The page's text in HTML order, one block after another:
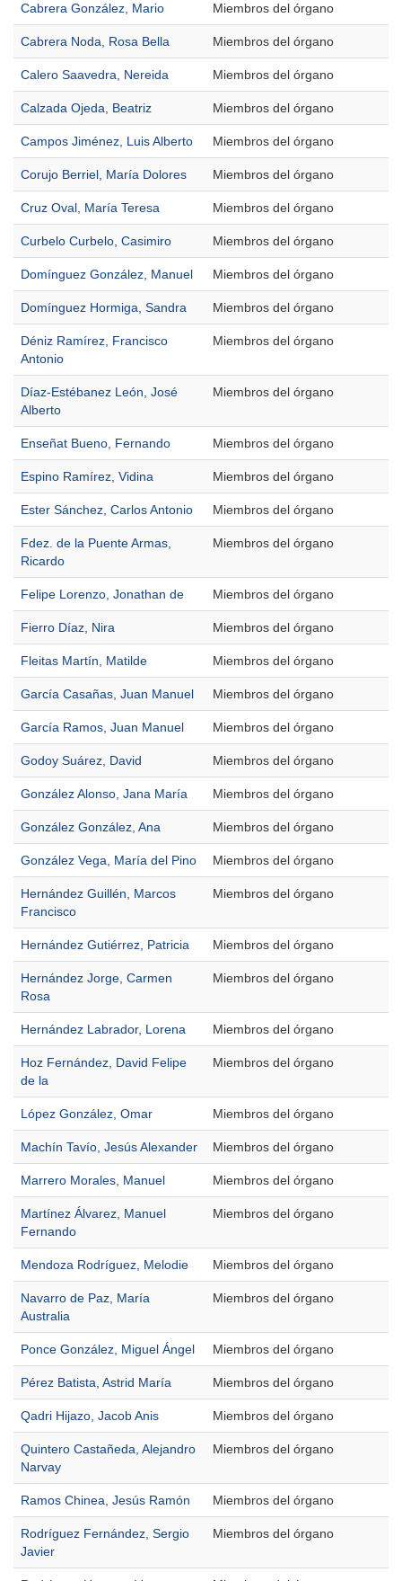
Cabrera González, Mario Miembros del órgano
Cabrera Noda, Rosa Bella Miembros del órgano
Calero Saavedra, Nereida Miembros del órgano
Calzada Ojeda, Beatriz Miembros del órgano
Campos Jiménez, Luis Alberto Miembros del órgano
Corujo Berriel, María Dolores Miembros del órgano
Cruz Oval, María Teresa Miembros del órgano
Curbelo Curbelo, Casimiro Miembros del órgano
Domínguez González, Manuel Miembros del órgano
Domínguez Hormiga, Sandra Miembros del órgano
Déniz Ramírez, Francisco
Antonio
Miembros del órgano
Díaz-Estébanez León, José
Alberto
Miembros del órgano
Enseñat Bueno, Fernando Miembros del órgano
Espino Ramírez, Vidina Miembros del órgano
Ester Sánchez, Carlos Antonio Miembros del órgano
Fdez. de la Puente Armas,
Ricardo
Miembros del órgano
Felipe Lorenzo, Jonathan de Miembros del órgano
Fierro Díaz, Nira Miembros del órgano
Fleitas Martín, Matilde Miembros del órgano
García Casañas, Juan Manuel Miembros del órgano
García Ramos, Juan Manuel Miembros del órgano
Godoy Suárez, David Miembros del órgano
González Alonso, Jana María Miembros del órgano
González González, Ana Miembros del órgano
González Vega, María del Pino Miembros del órgano
Hernández Guillén, Marcos
Francisco
Miembros del órgano
Hernández Gutiérrez, Patricia Miembros del órgano
Hernández Jorge, Carmen
Rosa
Miembros del órgano
Hernández Labrador, Lorena Miembros del órgano
Hoz Fernández, David Felipe
de la
Miembros del órgano
López González, Omar Miembros del órgano
Machín Tavío, Jesús Alexander Miembros del órgano
Marrero Morales, Manuel Miembros del órgano
Martínez Álvarez, Manuel
Fernando
Miembros del órgano
Mendoza Rodríguez, Melodie Miembros del órgano
Navarro de Paz, María
Australia
Miembros del órgano
Ponce González, Miguel Ángel Miembros del órgano
Pérez Batista, Astrid María Miembros del órgano
Qadri Hijazo, Jacob Anis Miembros del órgano
Quintero Castañeda, Alejandro
Narvay
Miembros del órgano
Ramos Chinea, Jesús Ramón Miembros del órgano
Rodríguez Fernández, Sergio
Javier
Miembros del órgano